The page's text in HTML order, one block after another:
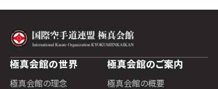
極真会館の世界
極真会館の理念
極真会館のご案内
極真会館の概要